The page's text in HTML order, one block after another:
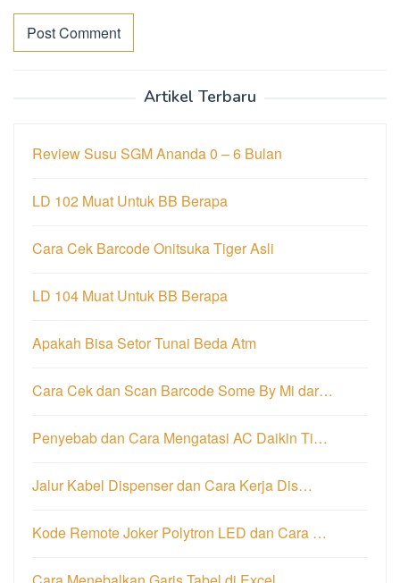
Artikel Terbaru
Review Susu SGM Ananda 0 – 6 Bulan
LD 102 Muat Untuk BB Berapa
Cara Cek Barcode Onitsuka Tiger Asli
LD 104 Muat Untuk BB Berapa
Apakah Bisa Setor Tunai Beda Atm
Cara Cek dan Scan Barcode Some By Mi dar…
Penyebab dan Cara Mengatasi AC Daikin Ti…
Jalur Kabel Dispenser dan Cara Kerja Dis…
Kode Remote Joker Polytron LED dan Cara …